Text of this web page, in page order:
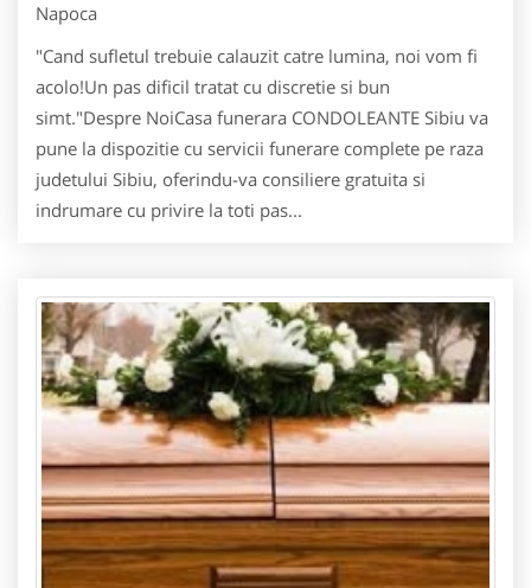
Napoca
"Cand sufletul trebuie calauzit catre lumina, noi vom fi
acolo!Un pas dificil tratat cu discretie si bun
simt."Despre NoiCasa funerara CONDOLEANTE Sibiu va
pune la dispozitie cu servicii funerare complete pe raza
judetului Sibiu, oferindu-va consiliere gratuita si
indrumare cu privire la toti pas...